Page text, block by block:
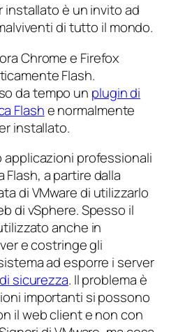
installato è un invito ad
di tutto il mondo.
Chrome e Firefox
Flash.
da tempo un plugin di
Flashe normalmente
installato.
applicazioni professionali
a partire dalla
di VMware di utilizzarlo
di vSphere. Spesso il
anche in
e costringe gli
ad esporre i server
sicurezza. Il problema è
importanti si possono
il web client e non con